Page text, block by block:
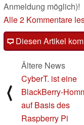
Anmeldung möglich)!
Alle 2 Kommentare
Diesen Artikel
⟨
Ältere News
CyberT. ist eine
BlackBerry-
auf Basis des
Raspberry Pi